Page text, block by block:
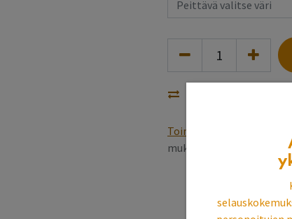
Toimitusehdot
mukaan, pintakäsittely